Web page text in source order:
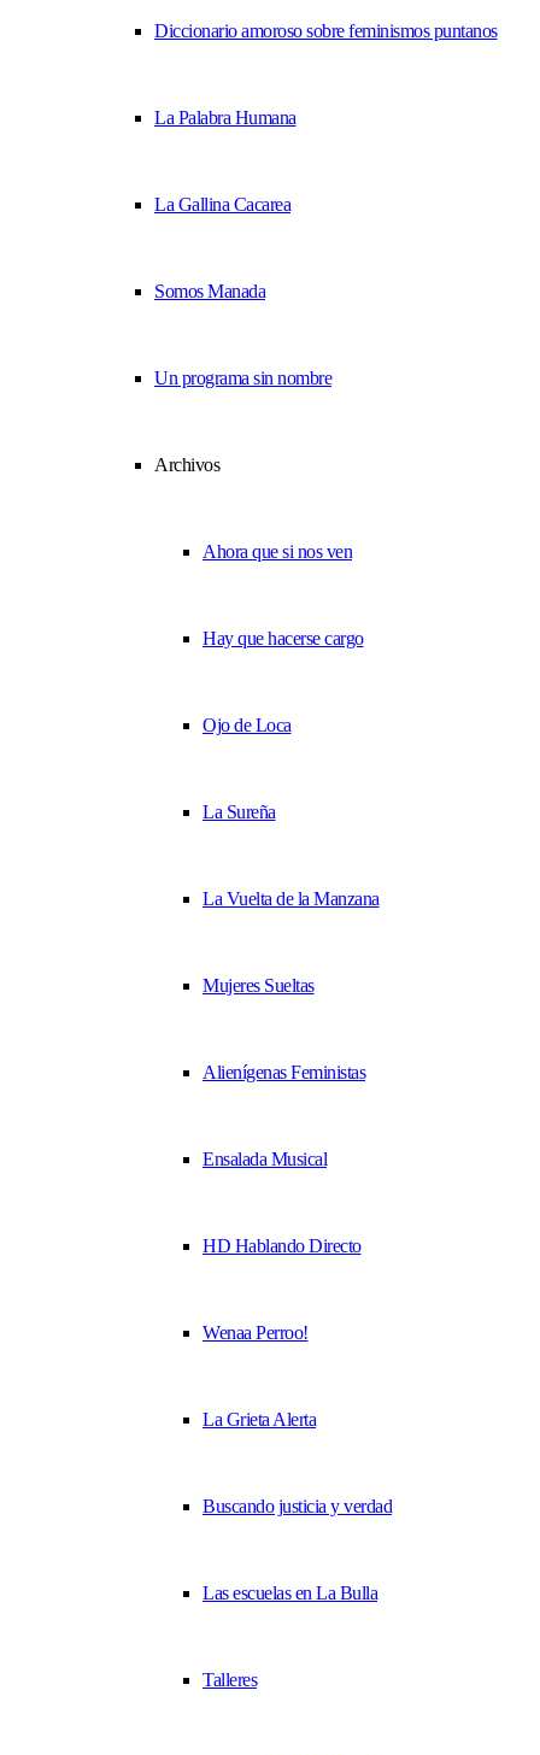
Diccionario amoroso sobre feminismos puntanos
La Palabra Humana
La Gallina Cacarea
Somos Manada
Un programa sin nombre
Archivos
Ahora que si nos ven
Hay que hacerse cargo
Ojo de Loca
La Sureña
La Vuelta de la Manzana
Mujeres Sueltas
Alienígenas Feministas
Ensalada Musical
HD Hablando Directo
Wenaa Perroo!
La Grieta Alerta
Buscando justicia y verdad
Las escuelas en La Bulla
Talleres